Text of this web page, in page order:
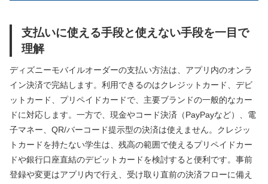
支払いに使える手段と使えない手段を一目で
理解
ディズニーモバイルオーダーの支払い方法は、アプリ内のオンラ
イン決済で完結します。利用できるのはクレジットカード、デビ
ットカード、プリペイドカードで、主要ブランドの一般的なカー
ドに対応します。一方で、現金やコード決済（PayPayなど）、電
子マネー、QR/バーコード提示型の決済は使えません。クレジッ
トカードを持たない学生は、残高の範囲で使えるプリペイドカー
ドや銀行口座直結のデビットカードを検討すると便利です。事前
登録や変更はアプリ内で行え、受け取り直前の決済フローに備え